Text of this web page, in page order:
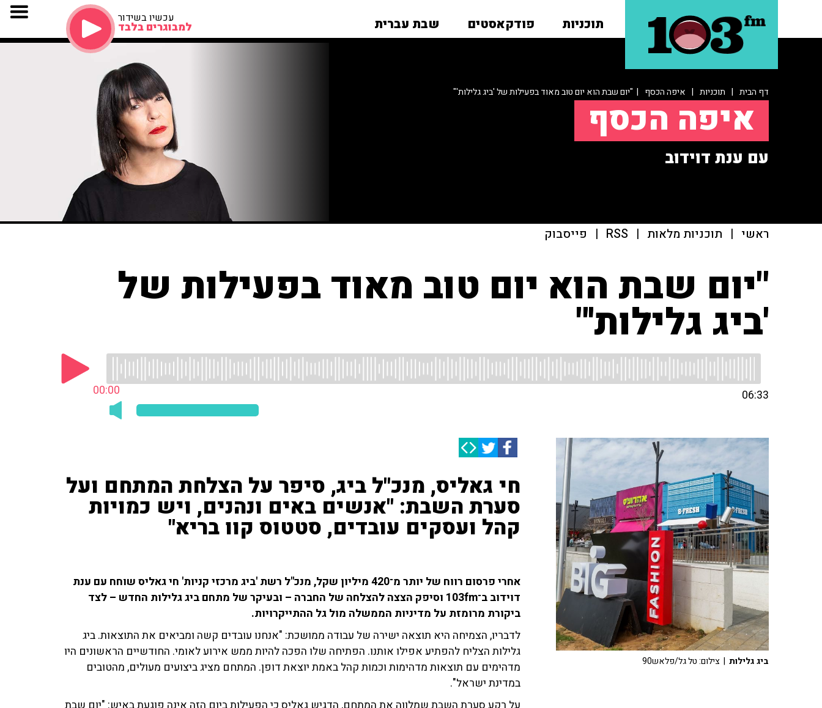
תוכניות פודקאסטים שבת עברית עכשיו בשידור
למבוגרים בלבד
דף הבית | תוכניות | איפה הכסף | "יום שבת הוא יום טוב מאוד בפעילות של 'ביג גלילות'"
איפה הכסף
עם ענת דוידוב
ראשי | תוכניות מלאות |
RSS
| פייסבוק
"יום שבת הוא יום טוב מאוד בפעילות של
'ביג גלילות'"
00:00 06:33
חי גאליס, מנכ"ל ביג, סיפר על הצלחת המתחם ועל
סערת השבת: "אנשים באים ונהנים, ויש כמויות
קהל ועסקים עובדים, סטטוס קוו בריא"
אחרי פרסום רווח של יותר מ־420 מיליון שקל, מנכ"ל רשת 'ביג מרכזי קניות' חי גאליס שוחח עם ענת
דוידוב ב־103fm וסיפק הצצה להצלחה של החברה – ובעיקר של מתחם ביג גלילות החדש – לצד
ביקורת מרומזת על מדיניות הממשלה מול גל ההתייקרויות.
לדבריו, הצמיחה היא תוצאה ישירה של עבודה ממושכת: "אנחנו עובדים קשה ומביאים את התוצאות. ביג
גלילות הצליח להפתיע אפילו אותנו. הפתיחה שלו הפכה להיות ממש אירוע לאומי. החודשיים הראשונים היו
מדהימים עם תוצאות מדהימות וכמות קהל באמת יוצאת דופן. המתחם מציג ביצועים מעולים, מהטובים
במדינת ישראל".
ביג גלילות | צילום: טל גל/פלאש90